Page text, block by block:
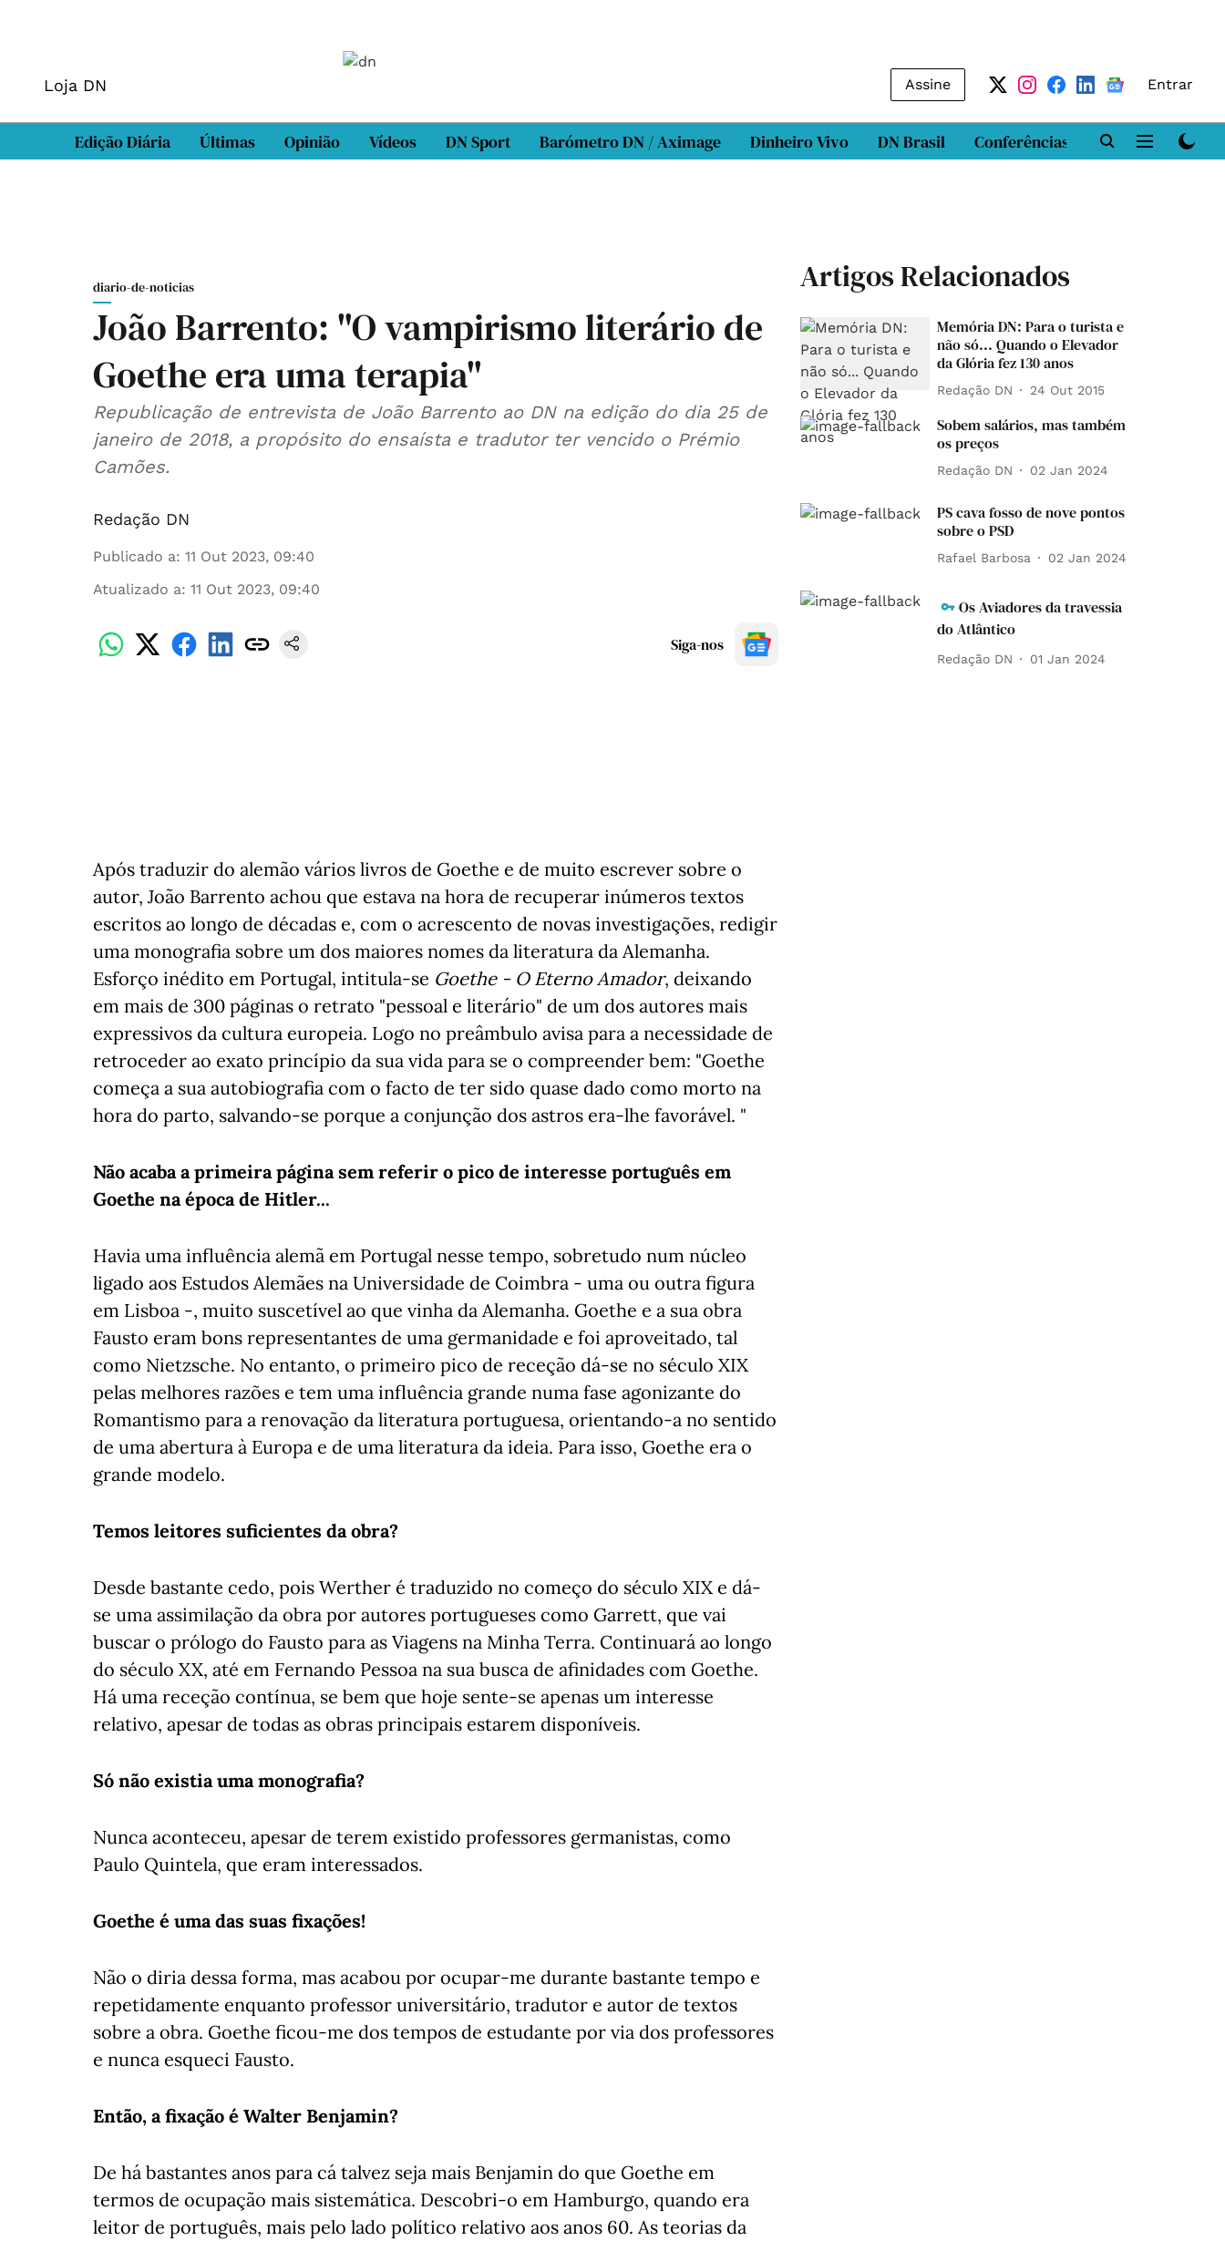
Loja DN Assine Entrar
Edição Diária Últimas Opinião Vídeos DN Sport Barómetro DN / Aximage Dinheiro Vivo DN Brasil Conferências DN LAB
diario-de-noticias
João Barrento: "O vampirismo literário de
Goethe era uma terapia"
Republicação de entrevista de João Barrento ao DN na edição do dia 25 de
janeiro de 2018, a propósito do ensaísta e tradutor ter vencido o Prémio
Camões.
Redação DN
Publicado a: 11 Out 2023, 09:40
Atualizado a: 11 Out 2023, 09:40
Siga-nos
Após traduzir do alemão vários livros de Goethe e de muito escrever sobre o
autor, João Barrento achou que estava na hora de recuperar inúmeros textos
escritos ao longo de décadas e, com o acrescento de novas investigações, redigir
uma monografia sobre um dos maiores nomes da literatura da Alemanha.
Esforço inédito em Portugal, intitula-se Goethe - O Eterno Amador, deixando
em mais de 300 páginas o retrato "pessoal e literário" de um dos autores mais
expressivos da cultura europeia. Logo no preâmbulo avisa para a necessidade de
retroceder ao exato princípio da sua vida para se o compreender bem: "Goethe
começa a sua autobiografia com o facto de ter sido quase dado como morto na
hora do parto, salvando-se porque a conjunção dos astros era-lhe favorável. "
Não acaba a primeira página sem referir o pico de interesse português em
Goethe na época de Hitler...
Havia uma influência alemã em Portugal nesse tempo, sobretudo num núcleo
ligado aos Estudos Alemães na Universidade de Coimbra - uma ou outra figura
em Lisboa -, muito suscetível ao que vinha da Alemanha. Goethe e a sua obra
Fausto eram bons representantes de uma germanidade e foi aproveitado, tal
como Nietzsche. No entanto, o primeiro pico de receção dá-se no século XIX
pelas melhores razões e tem uma influência grande numa fase agonizante do
Romantismo para a renovação da literatura portuguesa, orientando-a no sentido
de uma abertura à Europa e de uma literatura da ideia. Para isso, Goethe era o
grande modelo.
Temos leitores suficientes da obra?
Desde bastante cedo, pois Werther é traduzido no começo do século XIX e dá-
se uma assimilação da obra por autores portugueses como Garrett, que vai
buscar o prólogo do Fausto para as Viagens na Minha Terra. Continuará ao longo
do século XX, até em Fernando Pessoa na sua busca de afinidades com Goethe.
Há uma receção contínua, se bem que hoje sente-se apenas um interesse
relativo, apesar de todas as obras principais estarem disponíveis.
Só não existia uma monografia?
Nunca aconteceu, apesar de terem existido professores germanistas, como
Paulo Quintela, que eram interessados.
Goethe é uma das suas fixações!
Não o diria dessa forma, mas acabou por ocupar-me durante bastante tempo e
repetidamente enquanto professor universitário, tradutor e autor de textos
sobre a obra. Goethe ficou-me dos tempos de estudante por via dos professores
e nunca esqueci Fausto.
Então, a fixação é Walter Benjamin?
De há bastantes anos para cá talvez seja mais Benjamin do que Goethe em
termos de ocupação mais sistemática. Descobri-o em Hamburgo, quando era
leitor de português, mais pelo lado político relativo aos anos 60. As teorias da
Artigos Relacionados
Memória DN: Para o turista e
não só... Quando o Elevador
da Glória fez 130 anos
Redação DN 24 Out 2015
Sobem salários, mas também
os preços
Redação DN 02 Jan 2024
PS cava fosso de nove pontos
sobre o PSD
Rafael Barbosa 02 Jan 2024
Os Aviadores da travessia
do Atlântico
Redação DN 01 Jan 2024